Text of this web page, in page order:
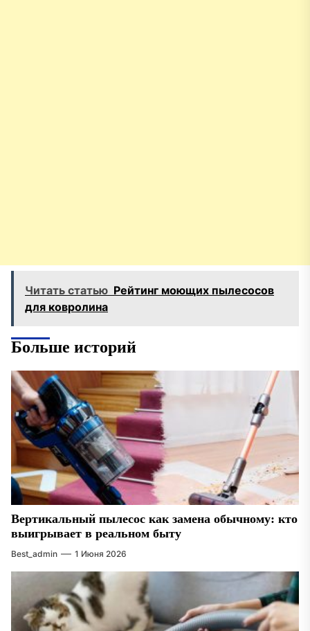
Читать статью Рейтинг моющих пылесосов
для ковролина
Больше историй
Вертикальный пылесос как замена обычному: кто
выигрывает в реальном быту
Best_admin 1 Июня 2026